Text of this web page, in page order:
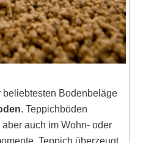
beliebtesten Bodenbeläge
. Teppichböden
auch im Wohn- oder
Teppich überzeugt